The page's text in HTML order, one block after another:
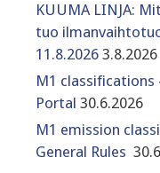
KUUMA LINJA:
tuo
11.8.2026 3.8.2026
M1
Portal 30.6.2026
M1 emission
General Rules